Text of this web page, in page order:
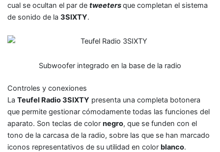
cual se ocultan el par de tweetersque completan el sistema
de sonido de la 3SIXTY.
Subwoofer integrado en la base de la radio
Controles y conexiones
La Teufel Radio 3SIXTY presenta una completa botonera
que permite gestionar cómodamente todas las funciones del
aparato. Son teclas de color negro, que se funden con el
tono de la carcasa de la radio, sobre las que se han marcado
iconos representativos de su utilidad en color blanco.